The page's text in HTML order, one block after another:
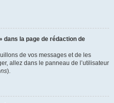
dans la page de rédaction de
de vos messages et de les
allez dans le panneau de l’utilisateur
).